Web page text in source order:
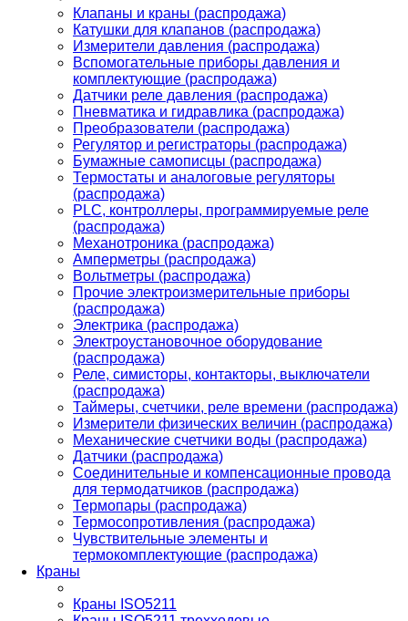
Клапаны и краны (распродажа)
Катушки для клапанов (распродажа)
Измерители давления (распродажа)
Вспомогательные приборы давления и
комплектующие (распродажа)
Датчики реле давления (распродажа)
Пневматика и гидравлика (распродажа)
Преобразователи (распродажа)
Регулятор и регистраторы (распродажа)
Бумажные самописцы (распродажа)
Термостаты и аналоговые регуляторы
(распродажа)
PLС, контроллеры, программируемые реле
(распродажа)
Механотроника (распродажа)
Амперметры (распродажа)
Вольтметры (распродажа)
Прочие электроизмерительные приборы
(распродажа)
Электрика (распродажа)
Электроустановочное оборудование
(распродажа)
Реле, симисторы, контакторы, выключатели
(распродажа)
Таймеры, счетчики, реле времени (распродажа)
Измерители физических величин (распродажа)
Механические счетчики воды (распродажа)
Датчики (распродажа)
Соединительные и компенсационные провода
для термодатчиков (распродажа)
Термопары (распродажа)
Термосопротивления (распродажа)
Чувствительные элементы и
термокомплектующие (распродажа)
Краны
Краны ISO5211